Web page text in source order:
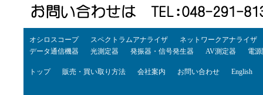
オシロスコープ スペクトラムアナライザ
ネットワークアナライザ
データ通信機器
光測定器 発振器・信号発生器 AV測定器 電
トップ 販売・買い取り方法 会社案内 お問い合わせ English